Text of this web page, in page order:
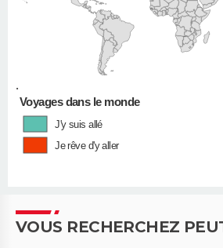
•
Voyages dans le monde
J'y suis allé
Je rêve d'y aller
VOUS RECHERCHEZ